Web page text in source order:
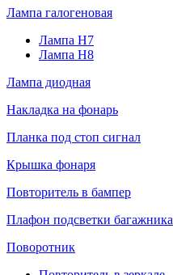
Лампа галогеновая
Лампа H7
Лампа H8
Лампа диодная
Накладка на фонарь
Планка под стоп сигнал
Крышка фонаря
Повторитель в бампер
Плафон подсветки багажника
Поворотник